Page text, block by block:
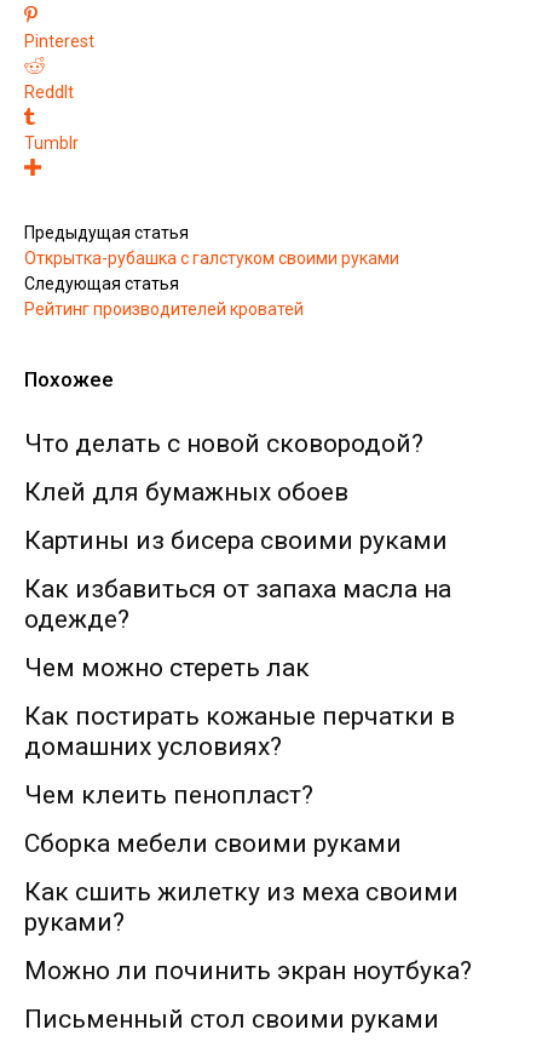
Pinterest
ReddIt
Tumblr
Предыдущая статья
Открытка-рубашка с галстуком своими руками
Следующая статья
Рейтинг производителей кроватей
Похожее
Что делать с новой сковородой?
Клей для бумажных обоев
Картины из бисера своими руками
Как избавиться от запаха масла на
одежде?
Чем можно стереть лак
Как постирать кожаные перчатки в
домашних условиях?
Чем клеить пенопласт?
Сборка мебели своими руками
Как сшить жилетку из меха своими
руками?
Можно ли починить экран ноутбука?
Письменный стол своими руками